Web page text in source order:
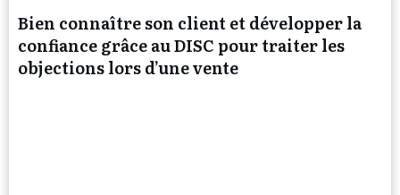
Bien connaître son client et développer la
confiance grâce au DISC pour traiter les
objections lors d’une vente